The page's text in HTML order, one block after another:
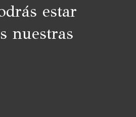
estar
nuestras